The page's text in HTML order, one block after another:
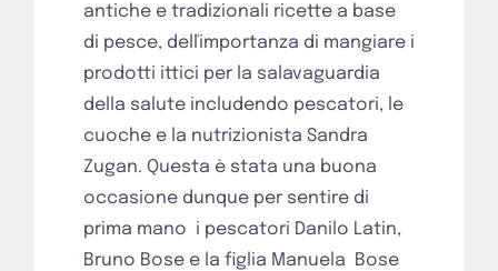
antiche e tradizionali ricette a base
di pesce, delľimportanza di mangiare i
prodotti ittici per la salavaguardia
della salute includendo pescatori, le
cuoche e la nutrizionista Sandra
Zugan. Questa è stata una buona
occasione dunque per sentire di
prima mano i pescatori Danilo Latin,
Bruno Bose e la figlia Manuela
Bose